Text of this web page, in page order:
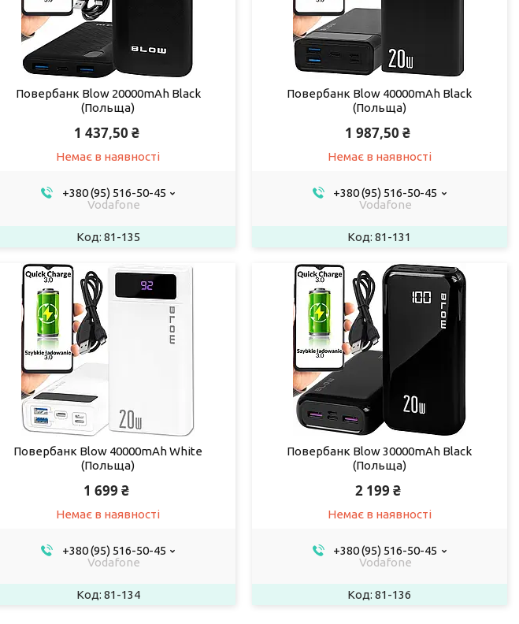
Повербанк Blow 20000mAh Black
(Польща)
1 437,50 ₴
Немає в наявності
+380 (95) 516-50-45
Vodafone
81-135
Повербанк Blow 40000mAh Black
(Польща)
1 987,50 ₴
Немає в наявності
+380 (95) 516-50-45
Vodafone
81-131
Повербанк Blow 40000mAh White
(Польща)
1 699 ₴
Немає в наявності
+380 (95) 516-50-45
Vodafone
81-134
Повербанк Blow 30000mAh Black
(Польща)
2 199 ₴
Немає в наявності
+380 (95) 516-50-45
Vodafone
81-136